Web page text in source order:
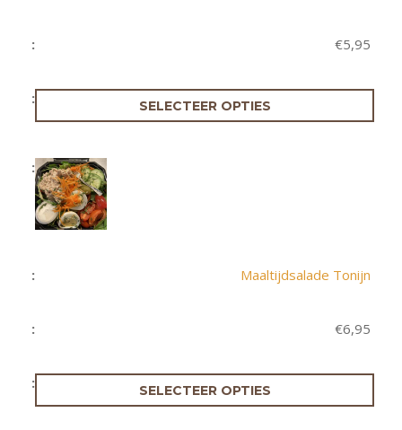
€5,95
SELECTEER OPTIES
Maaltijdsalade Tonijn
€6,95
SELECTEER OPTIES